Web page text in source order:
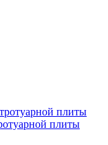
плиты